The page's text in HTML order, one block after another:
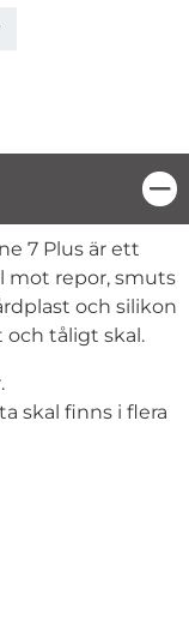
7 Plus är ett
mot repor, smuts
och silikon
och tåligt skal.
skal finns i flera